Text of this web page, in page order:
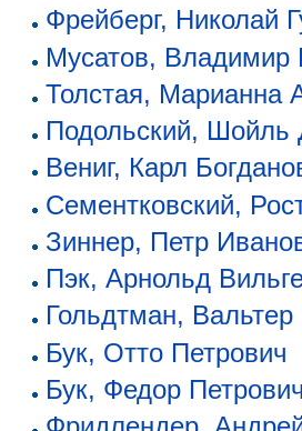
Фрейберг, Николай
Мусатов, Владимир
Толстая, Марианна
Подольский, Шойль
Вениг, Карл
Сементковский,
Зиннер, Петр
Пэк, Арнольд
Гольдтман, Вальтер
Бук, Отто Петрович
Бук, Федор